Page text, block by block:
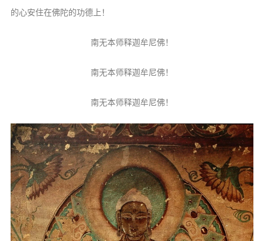
的心安住在佛陀的功德上！
南无本师释迦牟尼佛！
南无本师释迦牟尼佛！
南无本师释迦牟尼佛！